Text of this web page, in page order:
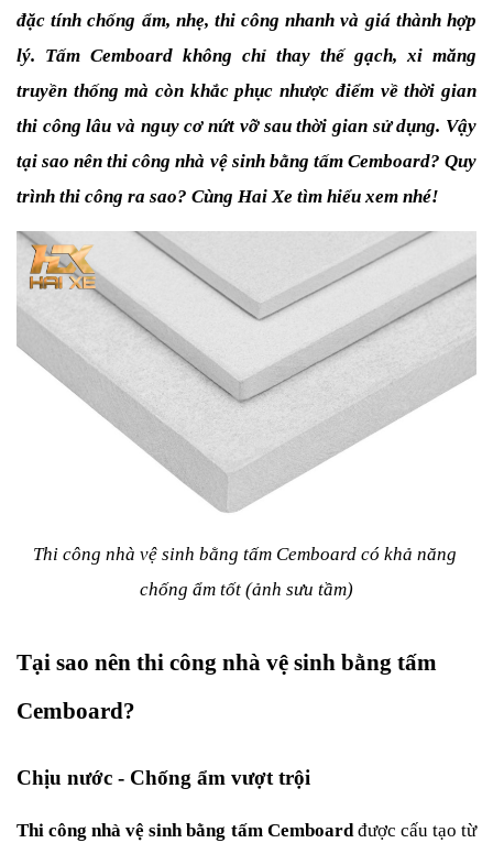
đặc tính chống ẩm, nhẹ, thi công nhanh và giá thành hợp
lý. Tấm Cemboard không chỉ thay thế gạch, xi măng
truyền thống mà còn khắc phục nhược điểm về thời gian
thi công lâu và nguy cơ nứt vỡ sau thời gian sử dụng. Vậy
tại sao nên thi công nhà vệ sinh bằng tấm Cemboard? Quy
trình thi công ra sao? Cùng Hai Xe tìm hiểu xem nhé!
Thi công nhà vệ sinh bằng tấm Cemboard có khả năng
chống ẩm tốt (ảnh sưu tầm)
Tại sao nên thi công nhà vệ sinh bằng tấm
Cemboard?
Chịu nước - Chống ẩm vượt trội
Thi công nhà vệ sinh bằng tấm Cemboard được cấu tạo từ